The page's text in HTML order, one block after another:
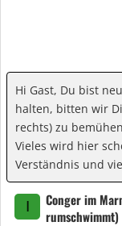
Hi Gast, Du bist
halten, bitten wir
rechts) zu
Vieles wird hier
Verständnis und
I
Conger im
rumschwimmt)